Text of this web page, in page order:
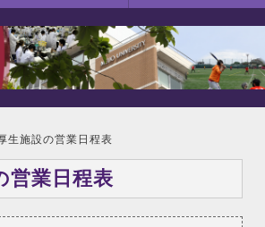
生施設の営業日程表
営業日程表